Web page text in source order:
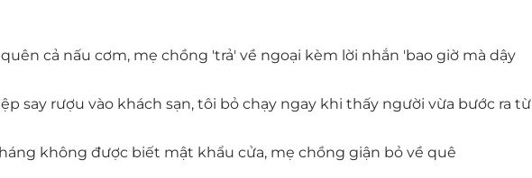
cả nấu cơm, mẹ chồng 'trả' về ngoại kèm lời nhắn 'bao giờ mà dậy
say rượu vào khách sạn, tôi bỏ chạy ngay khi thấy người vừa bước ra từ
không được biết mật khẩu cửa, mẹ chồng giận bỏ về quê